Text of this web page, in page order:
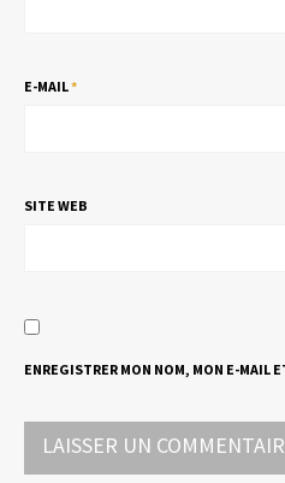
E-MAIL*
SITE WEB
ENREGISTRER MON NOM, MON E-MAIL